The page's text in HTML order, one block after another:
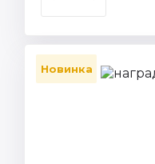
Новинка